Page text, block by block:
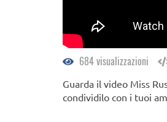
684 visualizzazioni
Guarda il video Miss
condividilo con i tuoi